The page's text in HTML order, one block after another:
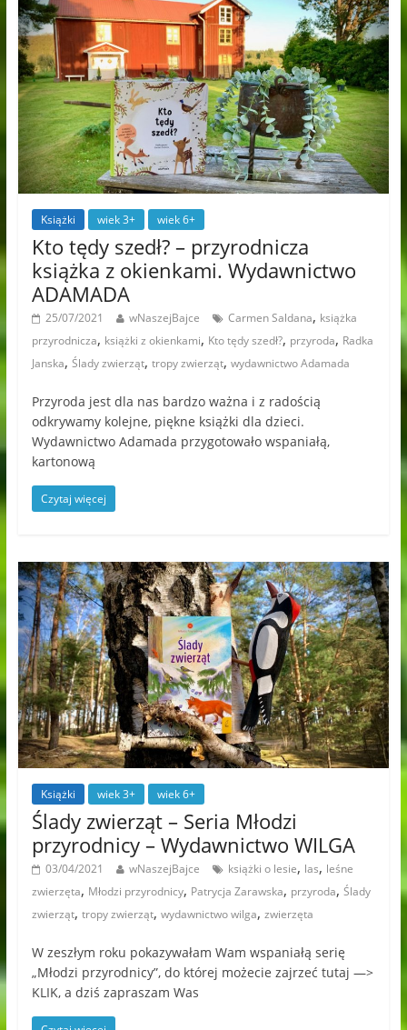
Książki wiek 3+ wiek 6+
Kto tędy szedł? – przyrodnicza
książka z okienkami. Wydawnictwo
ADAMADA
25/07/2021 wNaszejBajce Carmen Saldana, książka
przyrodnicza, książki z okienkami, Kto tędy szedł?, przyroda, Radka
Janska, Ślady zwierząt, tropy zwierząt, wydawnictwo Adamada
Przyroda jest dla nas bardzo ważna i z radością
odkrywamy kolejne, piękne książki dla dzieci.
Wydawnictwo Adamada przygotowało wspaniałą,
kartonową
Czytaj więcej
Książki wiek 3+ wiek 6+
Ślady zwierząt – Seria Młodzi
przyrodnicy – Wydawnictwo WILGA
03/04/2021 wNaszejBajce książki o lesie, las, leśne
zwierzęta, Młodzi przyrodnicy, Patrycja Zarawska, przyroda, Ślady
zwierząt, tropy zwierząt, wydawnictwo wilga, zwierzęta
W zeszłym roku pokazywałam Wam wspaniałą serię
„Młodzi przyrodnicy”, do której możecie zajrzeć tutaj —>
KLIK, a dziś zapraszam Was